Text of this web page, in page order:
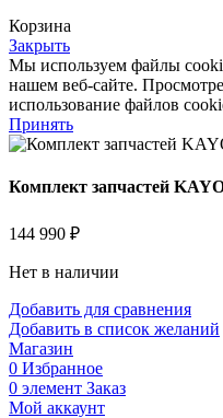
Корзина
Закрыть
Мы используем файлы
нашем веб-сайте.
использование файлов
Принять
Комплект запчастей
144 990 ₽
Нет в наличии
Добавить для сравнения
Добавить в список желаний
Магазин
0 Избранное
0 элемент Заказ
Мой аккаунт